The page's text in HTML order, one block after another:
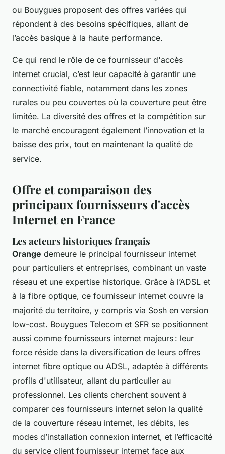
ou Bouygues proposent des offres variées qui
répondent à des besoins spécifiques, allant de
l’accès basique à la haute performance.
Ce qui rend le rôle de ce fournisseur d'accès
internet crucial, c’est leur capacité à garantir une
connectivité fiable, notamment dans les zones
rurales ou peu couvertes où la couverture peut être
limitée. La diversité des offres et la compétition sur
le marché encouragent également l’innovation et la
baisse des prix, tout en maintenant la qualité de
service.
Offre et comparaison des
principaux fournisseurs d'accès
Internet en France
Les acteurs historiques français
Orange demeure le principal fournisseur internet
pour particuliers et entreprises, combinant un vaste
réseau et une expertise historique. Grâce à l’ADSL et
à la fibre optique, ce fournisseur internet couvre la
majorité du territoire, y compris via Sosh en version
low-cost. Bouygues Telecom et SFR se positionnent
aussi comme fournisseurs internet majeurs : leur
force réside dans la diversification de leurs offres
internet fibre optique ou ADSL, adaptée à différents
profils d'utilisateur, allant du particulier au
professionnel. Les clients cherchent souvent à
comparer ces fournisseurs internet selon la qualité
de la couverture réseau internet, les débits, les
modes d’installation connexion internet, et l’efficacité
du service client fournisseur internet face aux